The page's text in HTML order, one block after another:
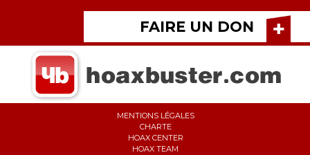
FAIRE UN DON
MENTIONS LÉGALES
CHARTE
HOAX CENTER
HOAX TEAM